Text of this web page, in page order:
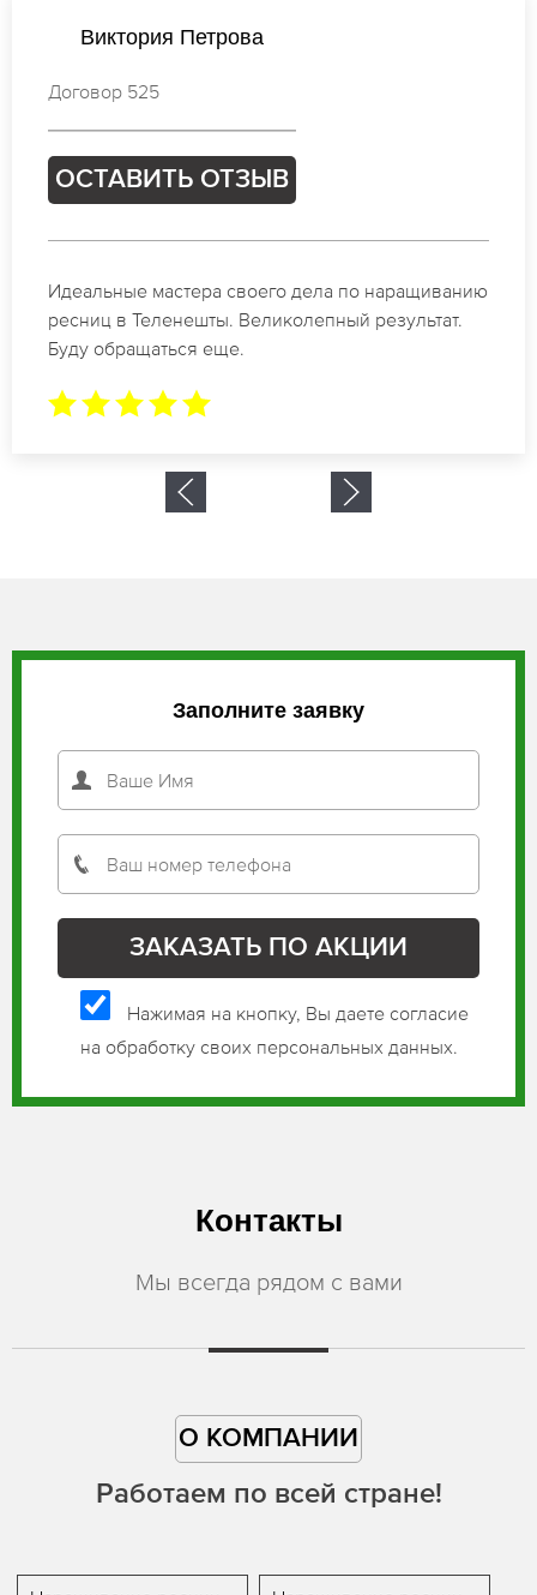
Мария Васильева
Договор 343
ОСТАВИТЬ ОТЗЫВ
Спасибо огромное. Заказывала наращивание
ресниц в Теленешты для мероприятия. За 2 часа
все было готово.
Заполните заявку
Нажимая на кнопку, Вы даете согласие
на обработку своих персональных данных.
Контакты
Мы всегда рядом с вами
О КОМПАНИИ
Работаем по всей стране!